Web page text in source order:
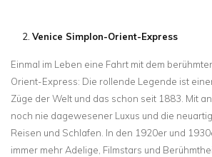
Venice Simplon-Orient-Express
Einmal im Leben eine Fahrt mit dem
Orient-Express: Die rollende Legende ist
Züge der Welt und das schon seit 1883. Mit
noch nie dagewesener Luxus und die
Reisen und Schlafen. In den 1920er und
immer mehr Adelige, Filmstars und